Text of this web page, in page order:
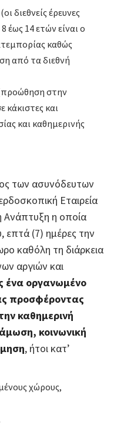
διεθνείς έρευνες
έως 14 ετών είναι ο
καθώς
από τα διεθνή
στην
κάκιστες και
και καθημερινής
των ασυνόδευτων
Εταιρεία
Ανάπτυξη η οποία
επτά (7) ημέρες την
καθόλη τη διάρκεια
αργιών και
ένα οργανωμένο
προσφέροντας
καθημερινή
κοινωνική
, ήτοι κατ’
χώρους,